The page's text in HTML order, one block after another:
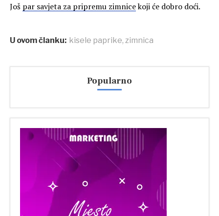
Još par savjeta za pripremu zimnicekoji će dobro doći.
U ovom članku: kisele paprike, zimnica
Popularno